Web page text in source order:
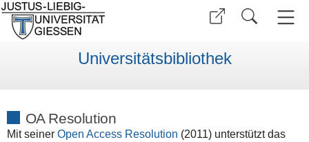
Universitätsbibliothek
OA Resolution
Mit seiner Open Access Resolution (2011) unterstützt das